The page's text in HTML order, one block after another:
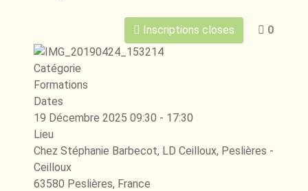
Inscriptions closes 0
Catégorie
Formations
Dates
19 Décembre 2025 09:30 - 17:30
Lieu
Chez Stéphanie Barbecot, LD Ceilloux, Peslières -
Ceilloux
63580 Peslières, France